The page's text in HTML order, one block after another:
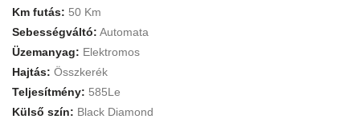
Km futás: 50 Km
Sebességváltó: Automata
Üzemanyag: Elektromos
Hajtás: Összkerék
Teljesítmény: 585Le
Külső szín: Black Diamond